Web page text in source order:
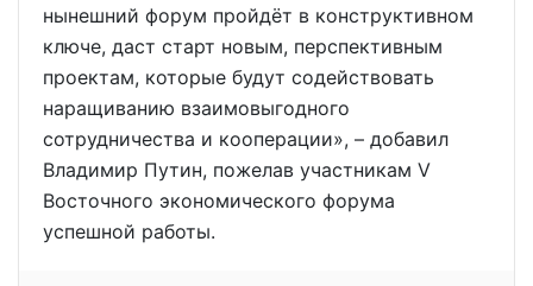
нынешний форум пройдёт в конструктивном
ключе, даст старт новым, перспективным
проектам, которые будут содействовать
наращиванию взаимовыгодного
сотрудничества и кооперации», – добавил
Владимир Путин, пожелав участникам V
Восточного экономического форума
успешной работы.